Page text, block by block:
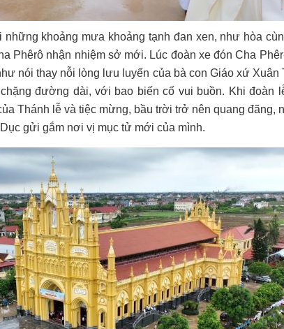
khoảng mưa khoảng tạnh đan xen, như hòa
Phêrô nhận nhiệm sở mới. Lúc đoàn xe đón Cha
nói thay nỗi lòng lưu luyến của bà con Giáo xứ Xuân
đường dài, với bao biến cố vui buồn. Khi đoàn
Thánh lễ và tiệc mừng, bầu trời trở nên quang đãng,
gửi gắm nơi vị mục tử mới của mình.